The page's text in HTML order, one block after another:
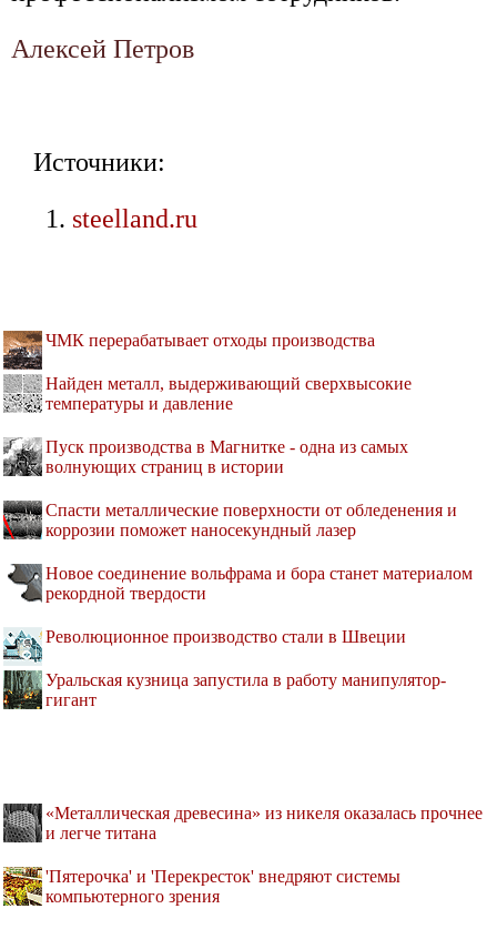
Алексей Петров
Источники:
steelland.ru
ЧМК перерабатывает отходы производства
Найден металл, выдерживающий сверхвысокие
температуры и давление
Пуск производства в Магнитке - одна из самых
волнующих страниц в истории
Спасти металлические поверхности от обледенения и
коррозии поможет наносекундный лазер
Новое соединение вольфрама и бора станет материалом
рекордной твердости
Революционное производство стали в Швеции
Уральская кузница запустила в работу манипулятор-
гигант
«Металлическая древесина» из никеля оказалась прочнее
и легче титана
'Пятерочка' и 'Перекресток' внедряют системы
компьютерного зрения